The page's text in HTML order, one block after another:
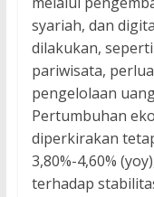
syariah, dan
dilakukan,
pariwisata,
pengelolaan
Pertumbuhan
diperkirakan
3,80%-4,60%
terhadap